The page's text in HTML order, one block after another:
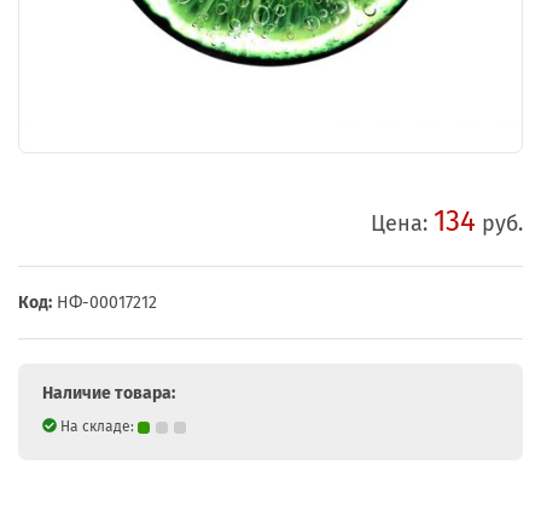
Цена: 134 руб.
Код: НФ-00017212
Наличие товара:
На складе: